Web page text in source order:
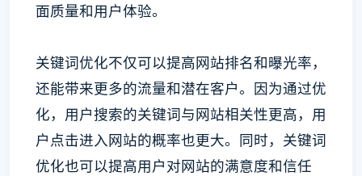
面质量和用户体验。
关键词优化不仅可以提高网站排名和曝光率，
还能带来更多的流量和潜在客户。因为通过优
化，用户搜索的关键词与网站相关性更高，用
户点击进入网站的概率也更大。同时，关键词
优化也可以提高用户对网站的满意度和信任